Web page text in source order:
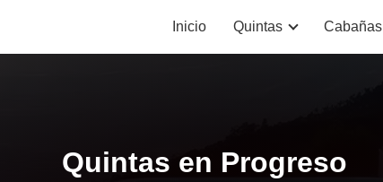
Inicio Quintas Cabañas
Quintas en Progreso